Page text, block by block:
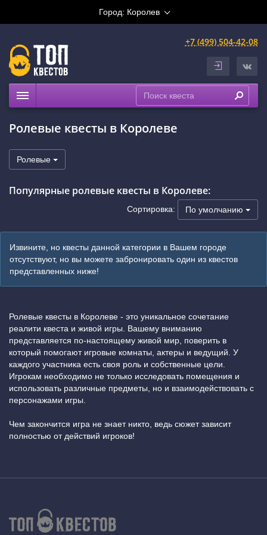
Город: Королев
+7 (499) 504-42-08
Рейтинги
На карте
Ролевые квесты в Королеве
Ролевые
Популярные ролевые квесты в Королеве:
Сортировка: По умолчанию
Извините, но квесты данной категории в Вашем городе
отсутствуют, но вы можете забронировать один из квестов
представленных ниже!
Ролевые квесты в Королеве - это уникальное сочетание
реалити квеста и живой игры. Вашему вниманию
представляется по-настоящему живой мир, поверить в
который помогают игровые комнаты, актеры и ведущий. У
каждого участника есть своя роль и собственные цели.
Игрокам необходимо не только исследовать помещения и
использовать различные предметы, но и взаимодействовать с
персонажами игры.
Чем закончится игра не знает никто, ведь сюжет зависит
полностью от действий игроков!